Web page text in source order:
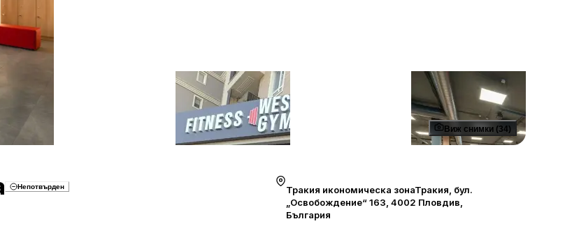
Виж снимки (34)
Непотвърден
Тракия икономическа зонаТракия, бул.
„Освобождение“ 163, 4002 Пловдив,
България